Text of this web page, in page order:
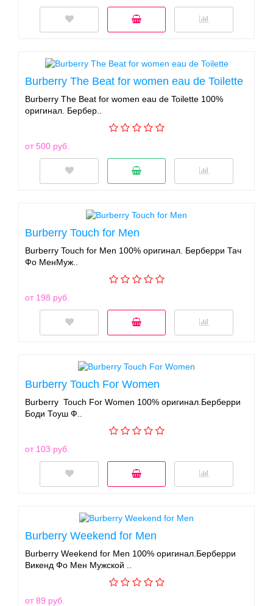
Burberry The Beat for women eau de Toilette
Burberry The Beat for women eau de Toilette 100%
оригинал. Бербер..
от 500 руб.
Burberry Touch for Men
Burberry Touch for Men 100% оригинал. Берберри Тач
Фо МенМуж..
от 198 руб.
Burberry Touch For Women
Burberry Touch For Women 100% оригинал.Берберри
Боди Тоуш Ф..
от 103 руб.
Burberry Weekend for Men
Burberry Weekend for Men 100% оригинал.Берберри
Викенд Фо Мен Мужской ..
от 89 руб.